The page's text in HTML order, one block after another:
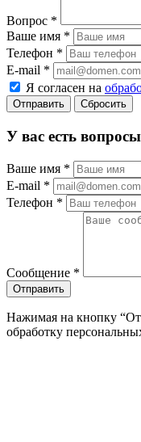
Вопрос *
Ваше имя *
Телефон *
E-mail *
Я согласен на
Сбросить
У вас есть
Ваше имя *
E-mail *
Телефон *
Сообщение *
Нажимая на кнопку
обработку